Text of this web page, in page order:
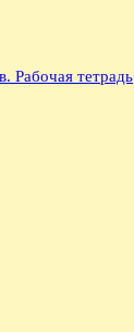
Рабочая тетрадь